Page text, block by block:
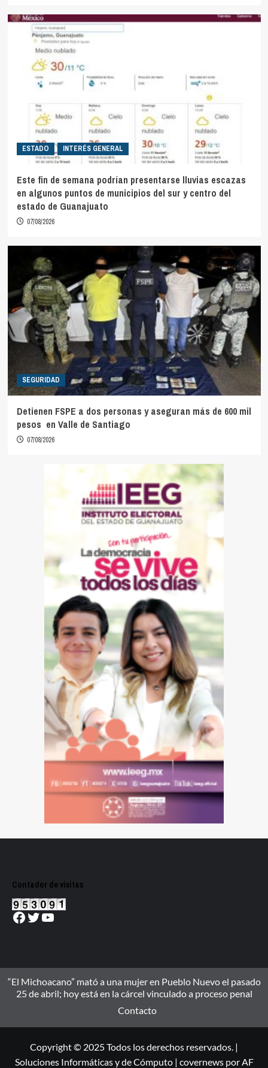
ESTADO INTERÉS GENERAL
Este fin de semana podrían presentarse lluvias escazas
en algunos puntos de municipios del sur y centro del
estado de Guanajuato
07/08/2026
SEGURIDAD
Detienen FSPE a dos personas y aseguran más de 600 mil
pesos en Valle de Santiago
07/08/2026
Contador de visitas
Facebook
Twitter
YouTube
“El Michoacano” mató a una mujer en Pueblo Nuevo el pasado
25 de abril; hoy está en la cárcel vinculado a proceso penal
Contacto
Copyright © 2025 Todos los derechos reservados. |
Soluciones Informáticas y de Cómputo | covernewspor AF